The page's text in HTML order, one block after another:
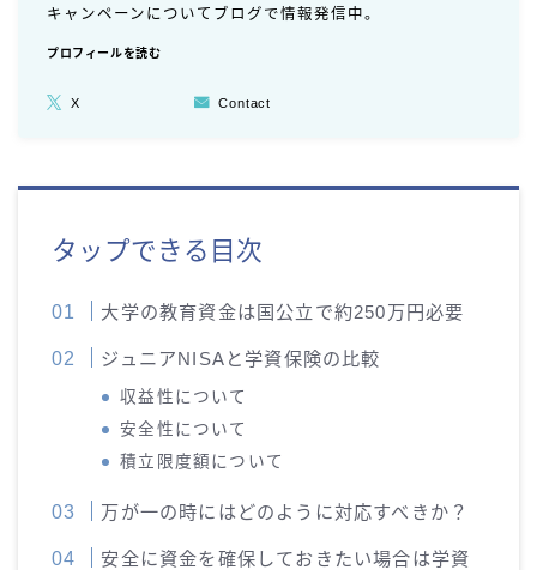
キャンペーンについてブログで情報発信中。
プロフィールを読む
X Contact
タップできる目次
大学の教育資金は国公立で約250万円必要
ジュニアNISAと学資保険の比較
収益性について
安全性について
積立限度額について
万が一の時にはどのように対応すべきか？
安全に資金を確保しておきたい場合は学資